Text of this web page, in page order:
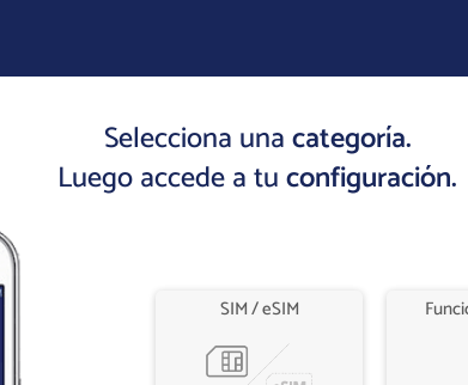
Selecciona unacategoría.
Luego accede a tuconfiguración.
SIM / eSIM